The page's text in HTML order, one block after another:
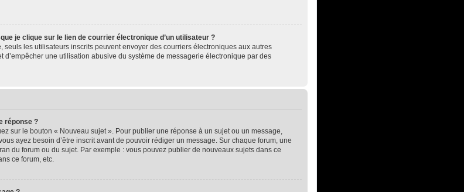
je clique sur le lien de courrier électronique d’un utilisateur ?
seuls les utilisateurs inscrits peuvent envoyer des courriers électroniques aux autres
une utilisation abusive du système de messagerie électronique par des
réponse ?
sur le bouton « Nouveau sujet ». Pour publier une réponse à un sujet ou un message,
ayez besoin d’être inscrit avant de pouvoir rédiger un message. Sur chaque forum, une
du forum ou du sujet. Par exemple : vous pouvez publier de nouveaux sujets dans ce
ce forum, etc.